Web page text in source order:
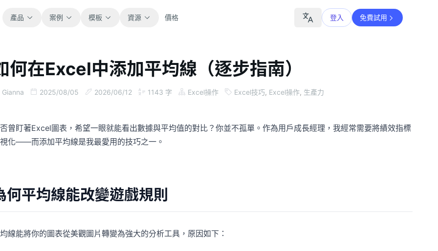
產品 案例 模板
全部
營運
銷售
支援銷售管道、目標、預測與營收追蹤。
管理里程碑、負責人、交付與進度。
資源
部落格
文件
提示詞庫
用於分析、報表與清理的實用提示詞。
加入討論、提問並向其他使用者學習。
價格 登入 免費試用
何在Excel中添加平均線（逐步指南）
Gianna 2025/08/05 2026/06/12 1143 字 Excel操作 Excel技巧, Excel操作, 生產力
曾盯著Excel圖表，希望一眼就能看出數據與平均值的對比？你並不孤單。作為用戶成長經理，我經常需要將績效指標
化——而添加平均線是我最愛用的技巧之一。
何平均線能改變遊戲規則
線能將你的圖表從美觀圖片轉變為強大的分析工具，原因如下：